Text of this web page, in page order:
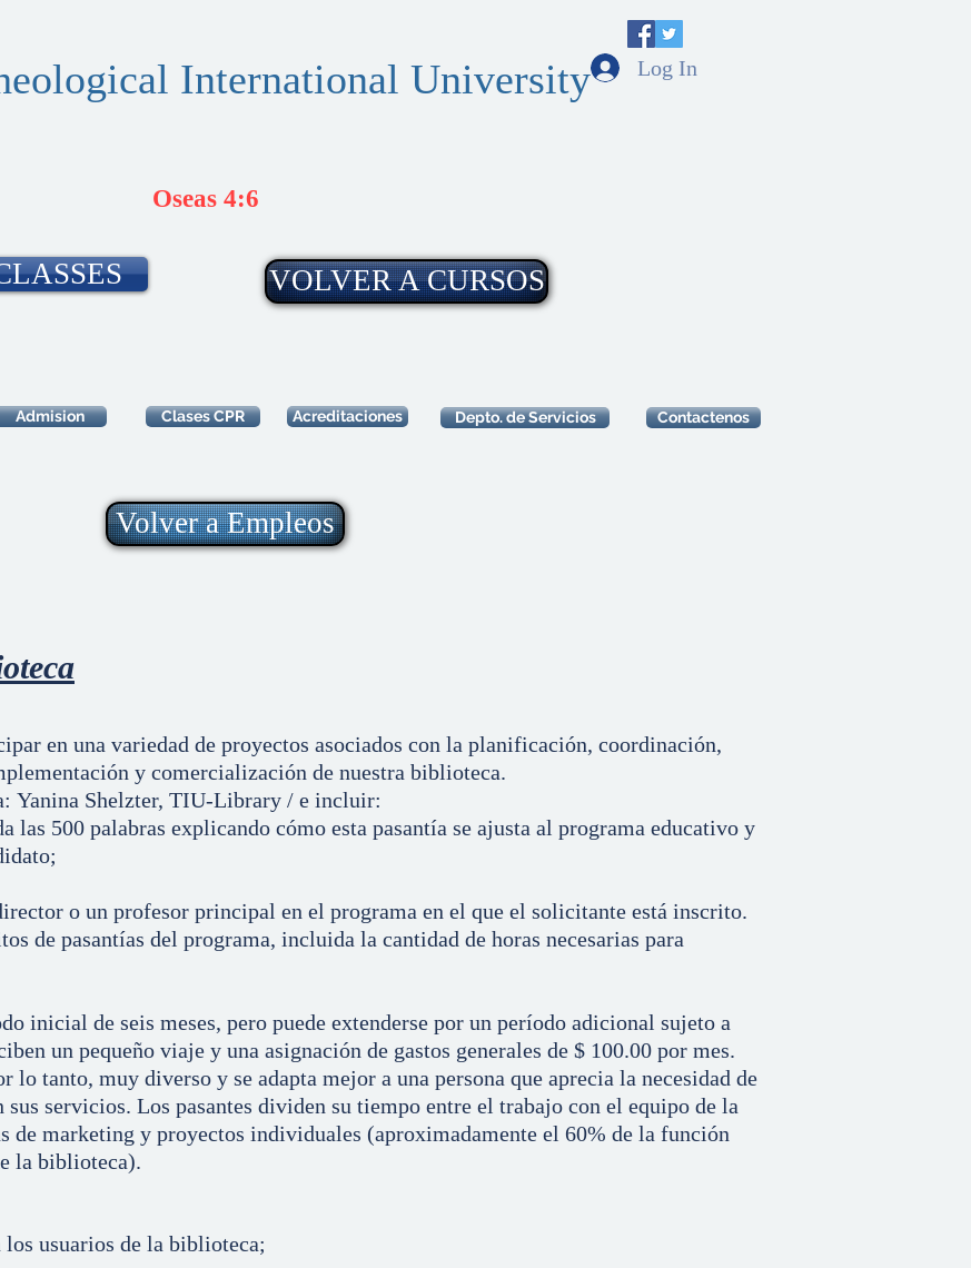
International University Log In
Oseas 4:6
VOLVER A CURSOS
Admision Clases CPR Acreditaciones Depto. de Servicios Contactenos
Volver a Empleos
en una variedad de proyectos asociados con la planificación, coordinación,
y comercialización de nuestra biblioteca.
Yanina Shelzter, TIU-Library / e incluir:
las 500 palabras explicando cómo esta pasantía se ajusta al programa educativo y
o un profesor principal en el programa en el que el solicitante está inscrito.
de pasantías del programa, incluida la cantidad de horas necesarias para
inicial de seis meses, pero puede extenderse por un período adicional sujeto a
un pequeño viaje y una asignación de gastos generales de $ 100.00 por mes.
lo tanto, muy diverso y se adapta mejor a una persona que aprecia la necesidad de
servicios. Los pasantes dividen su tiempo entre el trabajo con el equipo de la
de marketing y proyectos individuales (aproximadamente el 60% de la función
la biblioteca).
usuarios de la biblioteca;